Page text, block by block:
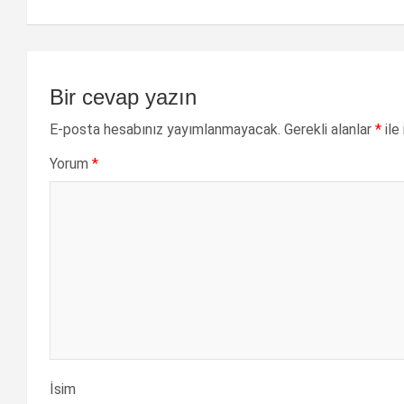
Bir cevap yazın
E-posta hesabınız yayımlanmayacak. Gerekli alanlar * ile
Yorum *
İsim